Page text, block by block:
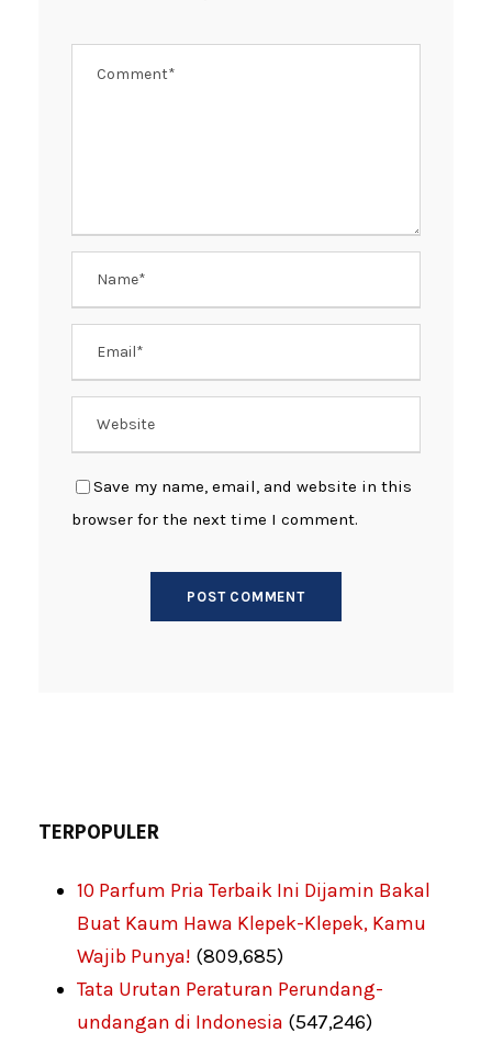
Save my name, email, and website in this
browser for the next time I comment.
TERPOPULER
10 Parfum Pria Terbaik Ini Dijamin Bakal
Buat Kaum Hawa Klepek-Klepek, Kamu
Wajib Punya! (809,685)
Tata Urutan Peraturan Perundang-
undangan di Indonesia (547,246)